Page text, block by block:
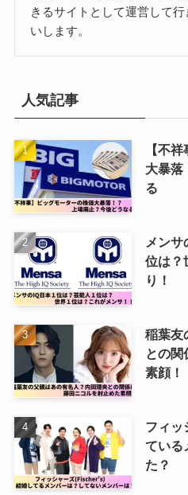
きるサイトとして運営して
いします。
人気記事
【不
大暴落
る
メンサ
位は？
り！
稲葉友
との関
素顔！
フィッ
ている
た？